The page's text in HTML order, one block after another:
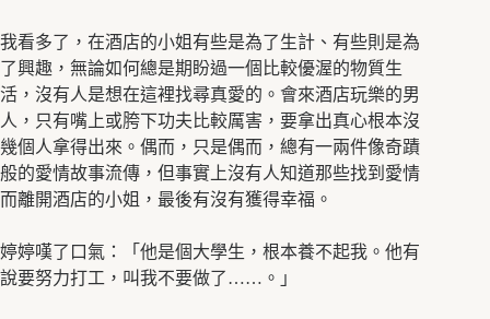
我看多了，在酒店的小姐有些是為了生計、有些則是為
了興趣，無論如何總是期盼過一個比較優渥的物質生
活，沒有人是想在這裡找尋真愛的。會來酒店玩樂的男
人，只有嘴上或胯下功夫比較厲害，要拿出真心根本沒
幾個人拿得出來。偶而，只是偶而，總有一兩件像奇蹟
般的愛情故事流傳，但事實上沒有人知道那些找到愛情
而離開酒店的小姐，最後有沒有獲得幸福。
婷婷嘆了口氣：「他是個大學生，根本養不起我。他有
說要努力打工，叫我不要做了……。」